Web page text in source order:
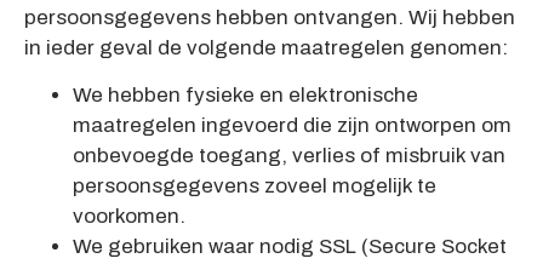
persoonsgegevens hebben ontvangen. Wij hebben
in ieder geval de volgende maatregelen genomen:
We hebben fysieke en elektronische
maatregelen ingevoerd die zijn ontworpen om
onbevoegde toegang, verlies of misbruik van
persoonsgegevens zoveel mogelijk te
voorkomen.
We gebruiken waar nodig SSL (Secure Socket